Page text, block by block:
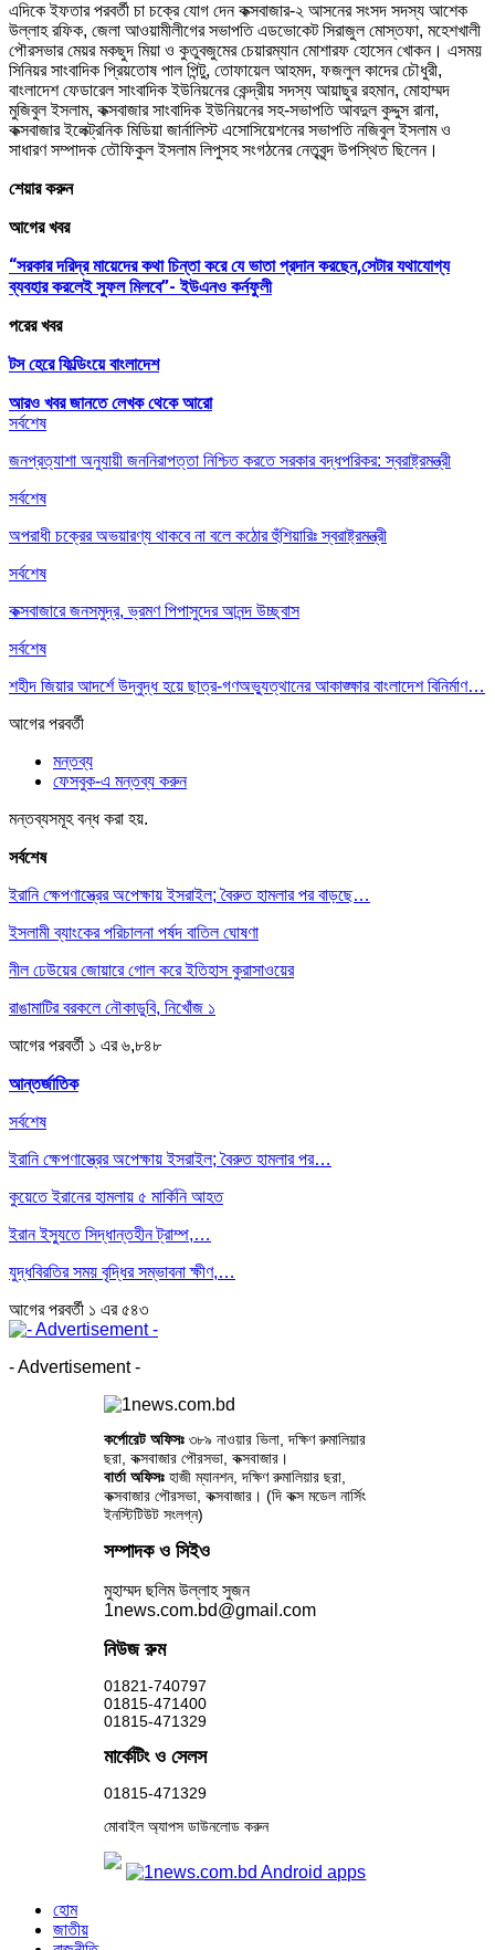
এদিকে ইফতার পরবর্তী চা চক্রে যোগ দেন কক্সবাজার-২ আসনের সংসদ সদস্য আশেক
উল্লাহ রফিক, জেলা আওয়ামীলীগের সভাপতি এডভোকেট সিরাজুল মোস্তফা, মহেশখালী
পৌরসভার মেয়র মকছুদ মিয়া ও কুতুবজুমের চেয়ারম্যান মোশারফ হোসেন খোকন। এসময়
সিনিয়র সাংবাদিক প্রিয়তোষ পাল পিন্টু, তোফায়েল আহমদ, ফজলুল কাদের চৌধুরী,
বাংলাদেশ ফেডারেল সাংবাদিক ইউনিয়নের কেন্দ্রীয় সদস্য আয়াছুর রহমান, মোহাম্মদ
মুজিবুল ইসলাম, কক্সবাজার সাংবাদিক ইউনিয়নের সহ-সভাপতি আবদুল কুদ্দুস রানা,
কক্সবাজার ইলেক্ট্রনিক মিডিয়া জার্নালিস্ট এসোসিয়েশনের সভাপতি নজিবুল ইসলাম ও
সাধারণ সম্পাদক তৌফিকুল ইসলাম লিপুসহ সংগঠনের নেতৃবৃন্দ উপস্থিত ছিলেন।
শেয়ার করুন
আগের খবর
“সরকার দরিদ্র মায়েদের কথা চিন্তা করে যে ভাতা প্রদান করছেন,সেটার যথাযোগ্য
ব্যবহার করলেই সুফল মিলবে”- ইউএনও কর্নফুলী
পরের খবর
টস হেরে ফিল্ডিংয়ে বাংলাদেশ
আরও খবর জানতে লেখক থেকে আরো
সর্বশেষ
জনপ্রত্যাশা অনুযায়ী জননিরাপত্তা নিশ্চিত করতে সরকার বদ্ধপরিকর: স্বরাষ্ট্রমন্ত্রী
সর্বশেষ
অপরাধী চক্রের অভয়ারণ্য থাকবে না বলে কঠোর হুঁশিয়ারিঃ স্বরাষ্ট্রমন্ত্রী
সর্বশেষ
কক্সবাজারে জনসমুদ্র, ভ্রমণ পিপাসুদের আনন্দ উচ্ছ্বাস
সর্বশেষ
শহীদ জিয়ার আদর্শে উদ্বুদ্ধ হয়ে ছাত্র-গণঅভ্যুত্থানের আকাঙ্ক্ষার বাংলাদেশ বিনির্মাণ…
আগেরপরবর্তী
মন্তব্য
ফেসবুক-এ মন্তব্য করুন
মন্তব্যসমূহ বন্ধ করা হয়.
সর্বশেষ
ইরানি ক্ষেপণাস্ত্রের অপেক্ষায় ইসরাইল; বৈরুত হামলার পর বাড়ছে…
ইসলামী ব্যাংকের পরিচালনা পর্ষদ বাতিল ঘোষণা
নীল ঢেউয়ের জোয়ারে গোল করে ইতিহাস কুরাসাওয়ের
রাঙামাটির বরকলে নৌকাডুবি, নিখোঁজ ১
আগেরপরবর্তী ১ এর ৬,৮৪৮
আন্তর্জাতিক
সর্বশেষ
ইরানি ক্ষেপণাস্ত্রের অপেক্ষায় ইসরাইল; বৈরুত হামলার পর…
কুয়েতে ইরানের হামলায় ৫ মার্কিনি আহত
ইরান ইস্যুতে সিদ্ধান্তহীন ট্রাম্প,…
যুদ্ধবিরতির সময় বৃদ্ধির সম্ভাবনা ক্ষীণ,…
আগেরপরবর্তী ১ এর ৫৪৩
- Advertisement -
কর্পোরেট অফিসঃ ৩৮৯ নাওয়ার ভিলা, দক্ষিণ রুমালিয়ার
ছরা, কক্সবাজার পৌরসভা, কক্সবাজার।
বার্তা অফিসঃহাজী ম্যানশন, দক্ষিণ রুমালিয়ার ছরা,
কক্সবাজার পৌরসভা, কক্সবাজার। (দি কক্স মডেল নার্সিং
ইনস্টিটিউট সংলগ্ন)
সম্পাদক ও সিইও
মুহাম্মদ ছলিম উল্লাহ সুজন
1news.com.bd@gmail.com
নিউজ রুম
01821-740797
01815-471400
01815-471329
মার্কেটিং ও সেলস
01815-471329
মোবাইল অ্যাপস ডাউনলোড করুন
হোম
জাতীয়